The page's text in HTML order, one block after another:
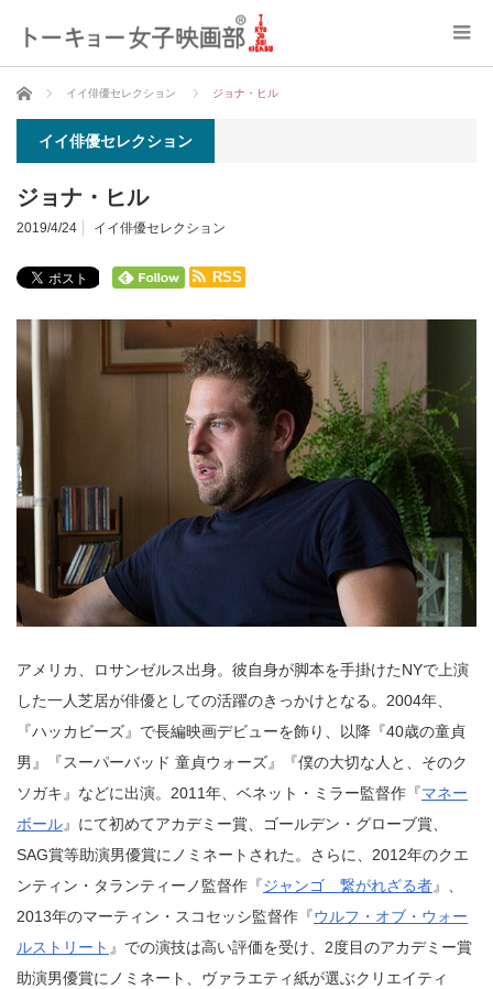
ホーム イイ俳優セレクション ジョナ・ヒル
イイ俳優セレクション
ジョナ・ヒル
2019/4/24 イイ俳優セレクション
RSS
アメリカ、ロサンゼルス出身。彼自身が脚本を手掛けたNYで上演
した一人芝居が俳優としての活躍のきっかけとなる。2004年、
『ハッカビーズ』で長編映画デビューを飾り、以降『40歳の童貞
男』『スーパーバッド 童貞ウォーズ』『僕の大切な人と、そのク
ソガキ』などに出演。2011年、ベネット・ミラー監督作『マネー
ボール』にて初めてアカデミー賞、ゴールデン・グローブ賞、
SAG賞等助演男優賞にノミネートされた。さらに、2012年のクエ
ンティン・タランティーノ監督作『ジャンゴ 繋がれざる者』、
2013年のマーティン・スコセッシ監督作『ウルフ・オブ・ウォー
ルストリート 』での演技は高い評価を受け、2度目のアカデミー賞
助演男優賞にノミネート、ヴァラエティ紙が選ぶクリエイティ